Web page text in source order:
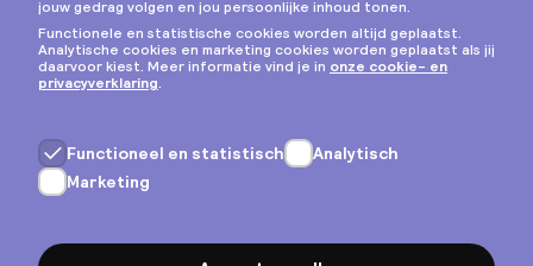
Privacy & cookies
Algemene voorwaarden